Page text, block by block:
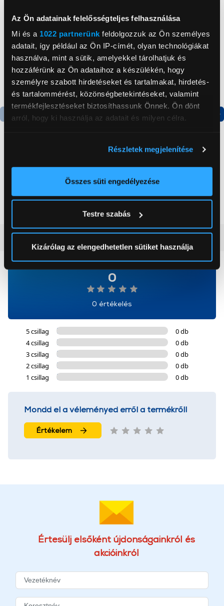
Az Ön adatainak felelősségteljes felhasználása
Mi és a 1022 partnerünk feldolgozzuk az Ön személyes
adatait, így például az Ön IP-címét, olyan technológiákat
használva, mint a sütik, amelyekkel tárolhatjuk és
hozzáférünk az Ön adataihoz a készülékén, hogy
személyre szabott hirdetéseket és tartalmakat, hirdetés-
és tartalommérést, közönségbetekintéseket, valamint
termékfejlesztéseket biztosíthassunk Önnek. Ön dönt
arról, hogy ki használja az adatait és milyen célra.
elhelyezkedéséről pár méteres pontossággal
Az Ön készülékén beazonosítása annak konkrét
módjairól és adja meg preferenciáit aRészletek
pontban. Bármikor módosíthatja vagy visszavonhatja a
Sütinyilatkozathoz való hozzájárulását.
okat használ, melyeket az Ön gépén tárol a rendszer. A
cookie-k személyazonosítására nem alkalmasak,
szolgáltatásaink biztosításához szükségesek. Az oldal
További információk:ÁSZFésAdatvédelem
Részletek megjelenítése
Összes süti engedélyezése
Testre szabás
Kizárólag az elengedhetetlen sütiket használja
199 999 Ft
kombinált hűtőszekrény
179 999 Ft
0
0 értékelés
5 csillag
0 db
4 csillag
0 db
3 csillag
0 db
2 csillag
0 db
1 csillag
0 db
Mondd el a véleményed erről a termékről!
Értékelem
Értesülj elsőként újdonságainkról és
akcióinkról